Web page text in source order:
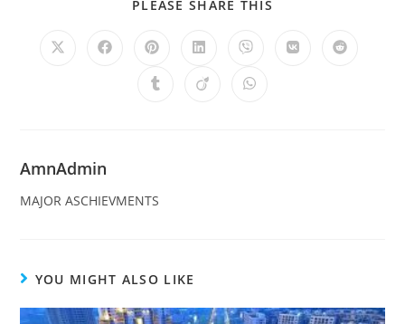
PLEASE SHARE THIS
AmnAdmin
MAJOR ASCHIEVMENTS
YOU MIGHT ALSO LIKE